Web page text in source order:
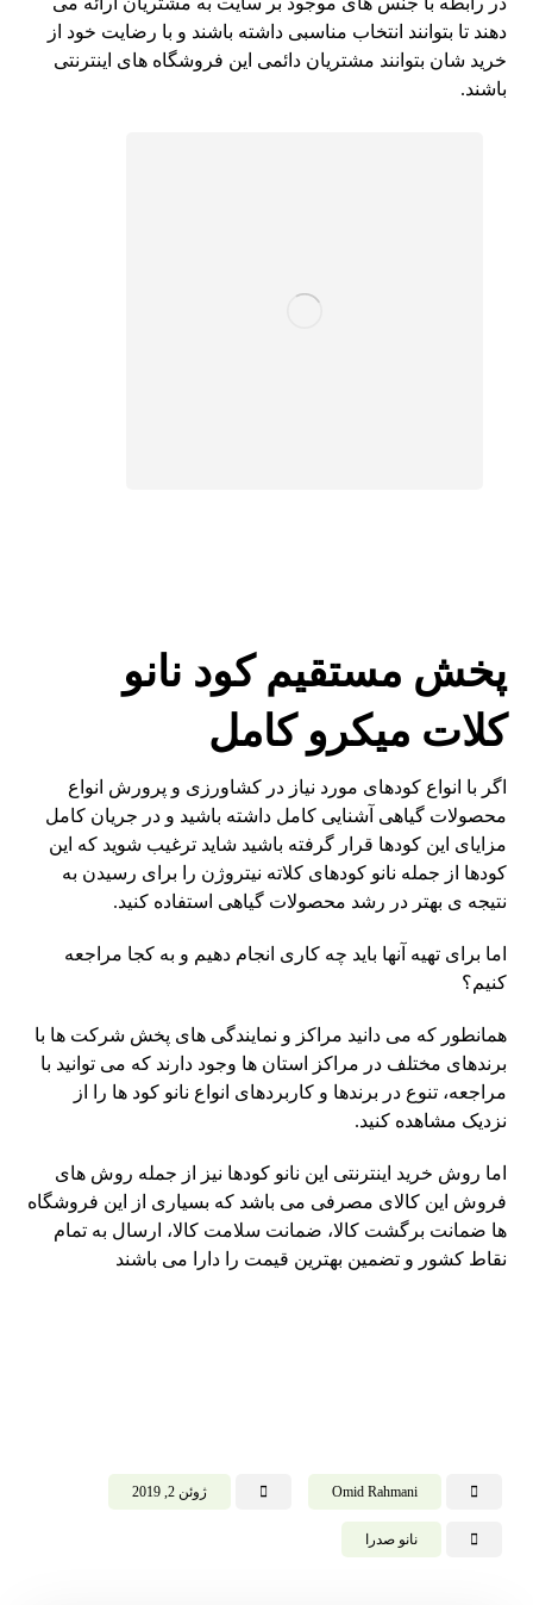
دهند تا بتوانند انتخاب مناسبی داشته باشند و با رضایت خود از
خرید شان بتوانند مشتریان دائمی این فروشگاه های اینترنتی
باشند.
پخش مستقیم کود نانو
کلات میکرو کامل
اگر با انواع کودهای مورد نیاز در کشاورزی و پرورش انواع
محصولات گیاهی آشنایی کامل داشته باشید و در جریان کامل
مزایای این کودها قرار گرفته باشید شاید ترغیب شوید که این
کودها از جمله نانو کودهای کلاته نیتروژن را برای رسیدن به
نتیجه ی بهتر در رشد محصولات گیاهی استفاده کنید.
اما برای تهیه آنها باید چه کاری انجام دهیم و به کجا مراجعه
کنیم؟
همانطور که می دانید مراکز و نمایندگی های پخش شرکت ها با
برندهای مختلف در مراکز استان ها وجود دارند که می توانید با
مراجعه، تنوع در برندها و کاربردهای انواع نانو کود ها را از
نزدیک مشاهده کنید.
اما روش خرید اینترنتی این نانو کودها نیز از جمله روش های
فروش این کالای مصرفی می باشد که بسیاری از این فروشگاه
ها ضمانت برگشت کالا، ضمانت سلامت کالا، ارسال به تمام
نقاط کشور و تضمین بهترین قیمت را دارا می باشند
Omid Rahmani ژوئن 2, 2019
نانو صدرا